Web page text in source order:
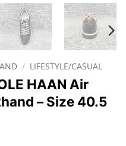
/ LIFESTYLE/CASUAL
HAAN Air
– Size 40.5